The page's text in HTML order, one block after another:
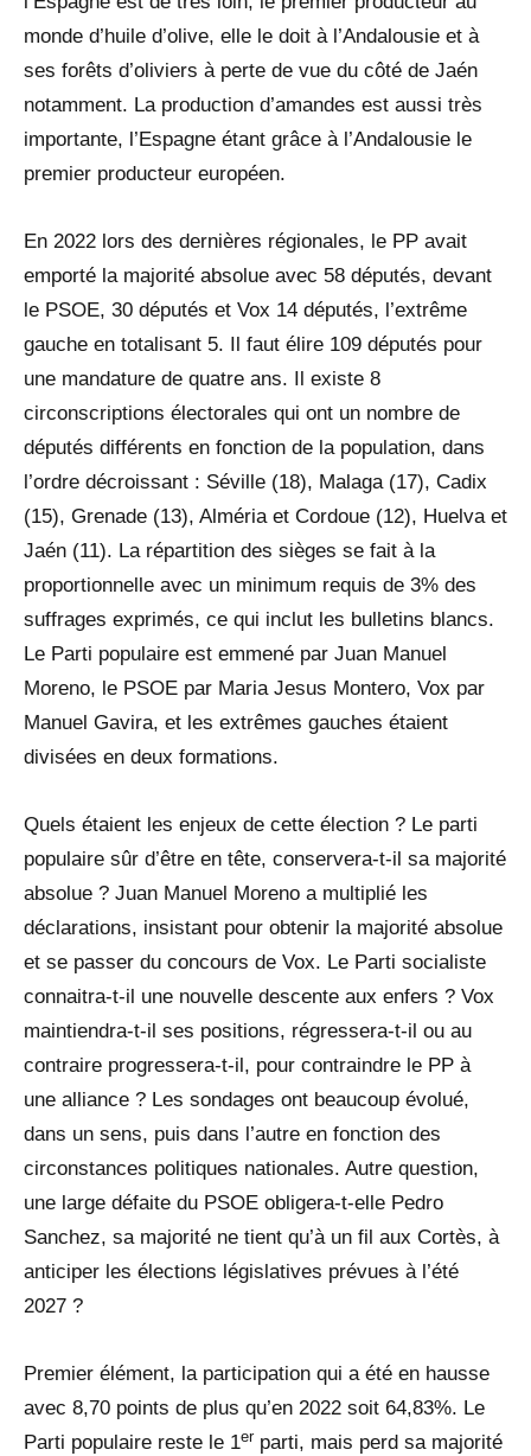
monde d’huile d’olive, elle le doit à l’Andalousie et à
ses forêts d’oliviers à perte de vue du côté de Jaén
notamment. La production d’amandes est aussi très
importante, l’Espagne étant grâce à l’Andalousie le
premier producteur européen.
En 2022 lors des dernières régionales, le PP avait
emporté la majorité absolue avec 58 députés, devant
le PSOE, 30 députés et Vox 14 députés, l’extrême
gauche en totalisant 5. Il faut élire 109 députés pour
une mandature de quatre ans. Il existe 8
circonscriptions électorales qui ont un nombre de
députés différents en fonction de la population, dans
l’ordre décroissant : Séville (18), Malaga (17), Cadix
(15), Grenade (13), Alméria et Cordoue (12), Huelva et
Jaén (11). La répartition des sièges se fait à la
proportionnelle avec un minimum requis de 3% des
suffrages exprimés, ce qui inclut les bulletins blancs.
Le Parti populaire est emmené par Juan Manuel
Moreno, le PSOE par Maria Jesus Montero, Vox par
Manuel Gavira, et les extrêmes gauches étaient
divisées en deux formations.
Quels étaient les enjeux de cette élection ? Le parti
populaire sûr d’être en tête, conservera-t-il sa majorité
absolue ? Juan Manuel Moreno a multiplié les
déclarations, insistant pour obtenir la majorité absolue
et se passer du concours de Vox. Le Parti socialiste
connaitra-t-il une nouvelle descente aux enfers ? Vox
maintiendra-t-il ses positions, régressera-t-il ou au
contraire progressera-t-il, pour contraindre le PP à
une alliance ? Les sondages ont beaucoup évolué,
dans un sens, puis dans l’autre en fonction des
circonstances politiques nationales. Autre question,
une large défaite du PSOE obligera-t-elle Pedro
Sanchez, sa majorité ne tient qu’à un fil aux Cortès, à
anticiper les élections législatives prévues à l’été
2027 ?
Premier élément, la participation qui a été en hausse
avec 8,70 points de plus qu’en 2022 soit 64,83%. Le
Parti populaire reste le 1er parti, mais perd sa majorité